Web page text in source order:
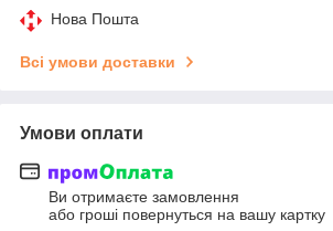
Нова Пошта
Всі умови доставки
Умови оплати
Ви отримаєте замовлення
або гроші повернуться на вашу картку